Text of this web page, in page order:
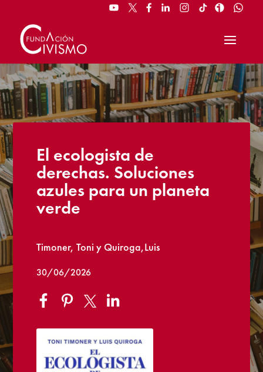
El ecologista de
derechas. Soluciones
azules para un planeta
verde
Timoner, Toni y Quiroga,Luis
30/06/2026